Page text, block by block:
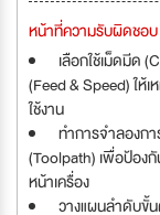
หน้าที่ความรับผิดชอบ
เลือกใช้เม็ดมีด
(Feed & Speed) ให้
ใช้งาน
ทำการจำลองก
(Toolpath) เพื่อป้อ
หน้าเครื่อง
วางแผนลำดับขั้